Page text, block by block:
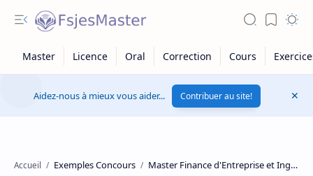
Aidez-nous à mieux vous aider... Contribuer au site!
Accueil Exemples Concours Master Finance d'Entreprise et Ingénierie Financière